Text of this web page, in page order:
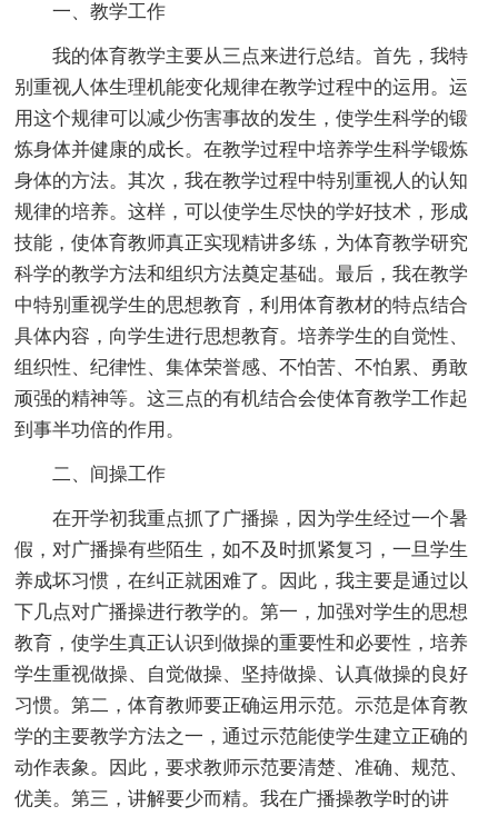
一、教学工作
我的体育教学主要从三点来进行总结。首先，我特
别重视人体生理机能变化规律在教学过程中的运用。运
用这个规律可以减少伤害事故的发生，使学生科学的锻
炼身体并健康的成长。在教学过程中培养学生科学锻炼
身体的方法。其次，我在教学过程中特别重视人的认知
规律的培养。这样，可以使学生尽快的学好技术，形成
技能，使体育教师真正实现精讲多练，为体育教学研究
科学的教学方法和组织方法奠定基础。最后，我在教学
中特别重视学生的思想教育，利用体育教材的特点结合
具体内容，向学生进行思想教育。培养学生的自觉性、
组织性、纪律性、集体荣誉感、不怕苦、不怕累、勇敢
顽强的精神等。这三点的有机结合会使体育教学工作起
到事半功倍的作用。
二、间操工作
在开学初我重点抓了广播操，因为学生经过一个暑
假，对广播操有些陌生，如不及时抓紧复习，一旦学生
养成坏习惯，在纠正就困难了。因此，我主要是通过以
下几点对广播操进行教学的。第一，加强对学生的思想
教育，使学生真正认识到做操的重要性和必要性，培养
学生重视做操、自觉做操、坚持做操、认真做操的良好
习惯。第二，体育教师要正确运用示范。示范是体育教
学的主要教学方法之一，通过示范能使学生建立正确的
动作表象。因此，要求教师示范要清楚、准确、规范、
优美。第三，讲解要少而精。我在广播操教学时的讲